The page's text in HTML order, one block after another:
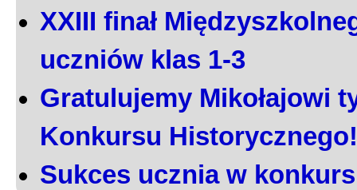
XXIII finał
uczniów klas 1-3
Gratulujemy Mikołajowi
Konkursu Historycznego!
Sukces ucznia w